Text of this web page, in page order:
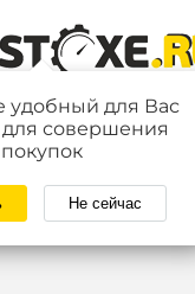
удобный для Вас
для совершения
покупок
Не сейчас
АВТОЗАПЧАСТИ